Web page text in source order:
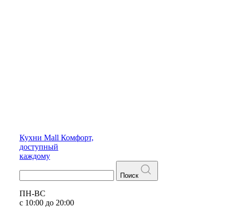
Кухни Mall Комфорт,
доступный
каждому
Поиск
ПН-ВС
с 10:00 до 20:00